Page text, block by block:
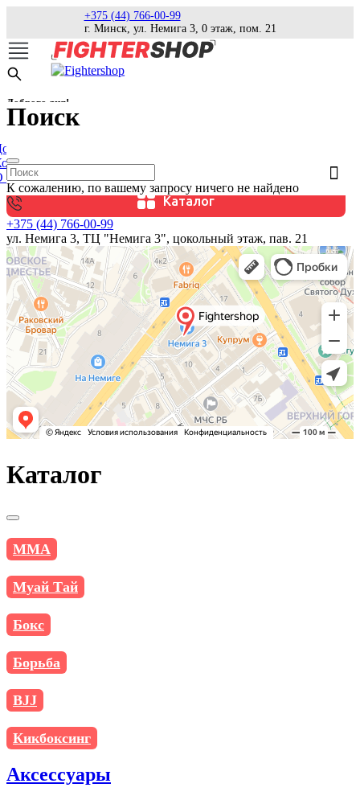
+375 (44) 766-00-99
г. Минск, ул. Немига 3, 0 этаж, пом. 21
Поиск
К сожалению, по вашему запросу ничего не найдено
Доброго дня!
магазине
Каталог
+375 (44) 766-00-99
ул. Немига 3, ТЦ "Немига 3", цокольный этаж, пав. 21
Каталог
MMA
Муай Тай
Бокс
Борьба
BJJ
Кикбоксинг
Аксессуары